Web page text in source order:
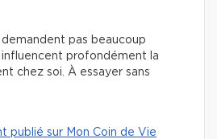
pas beaucoup
influencent profondément la
chez soi. À essayer sans
publié sur Mon Coin de Vie